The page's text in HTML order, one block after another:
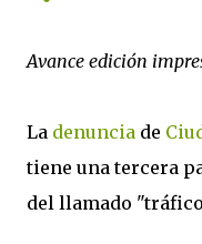
Avance edición
La denuncia de
tiene una tercera
del llamado